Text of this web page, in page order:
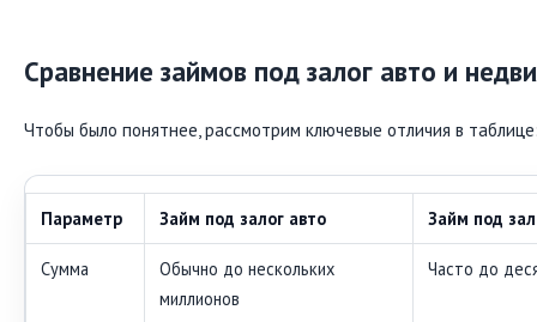
Сравнение займов под залог авто и
Чтобы было понятнее, рассмотрим ключевые отличия в
Параметр Займ под залог авто Займ под
Сумма
Обычно до нескольких
миллионов
Часто до